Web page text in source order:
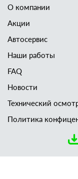
О компании
Акции
Автосервис
Наши работы
FAQ
Новости
Технический
Политика